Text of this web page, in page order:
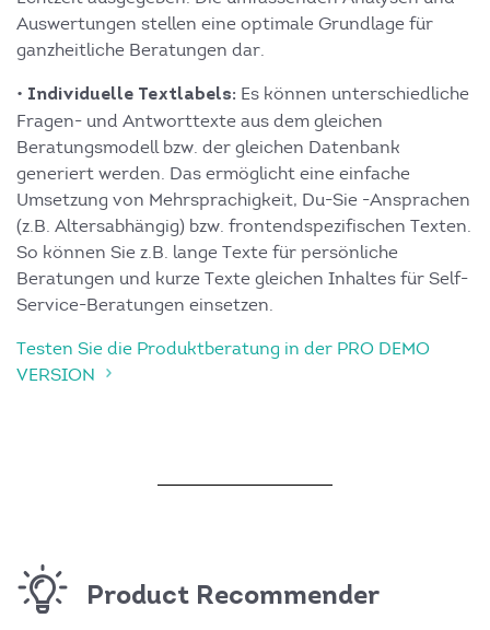
Auswertungen stellen eine optimale Grundlage für
ganzheitliche Beratungen dar.
• Individuelle Textlabels: Es können unterschiedliche
Fragen- und Antworttexte aus dem gleichen
Beratungsmodell bzw. der gleichen Datenbank
generiert werden. Das ermöglicht eine einfache
Umsetzung von Mehrsprachigkeit, Du-Sie -Ansprachen
(z.B. Altersabhängig) bzw. frontendspezifischen Texten.
So können Sie z.B. lange Texte für persönliche
Beratungen und kurze Texte gleichen Inhaltes für Self-
Service-Beratungen einsetzen.
Testen Sie die Produktberatung in der PRO DEMO
VERSION
Product Recommender